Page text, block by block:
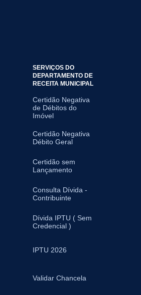
SERVIÇOS DO
DEPARTAMENTO DE
RECEITA MUNICIPAL
Certidão Negativa
de Débitos do
Imóvel
Certidão Negativa
Débito Geral
Certidão sem
Lançamento
Consulta Dívida -
Contribuinte
Dívida IPTU ( Sem
Credencial )
IPTU 2026
Validar Chancela